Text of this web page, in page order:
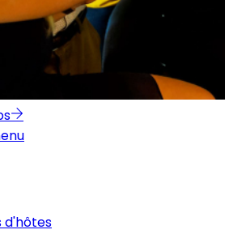
d'hôtes